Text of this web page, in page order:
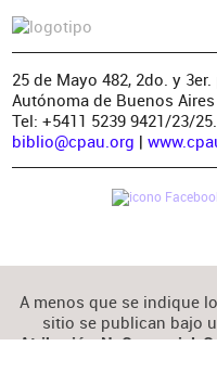
25 de Mayo 482, 2do. y
Autónoma de Buenos Aires
Tel: +5411 5239 9421/23/
biblio@cpau.org |
A menos que se indique
sitio se publican bajo
Atribución-NoComercial-